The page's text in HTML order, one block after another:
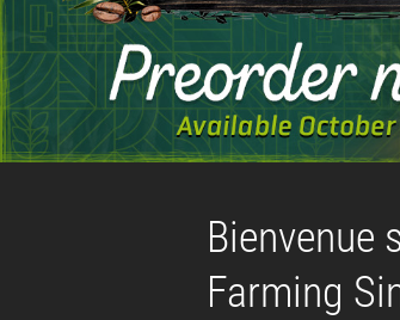
Bienvenue
Farming